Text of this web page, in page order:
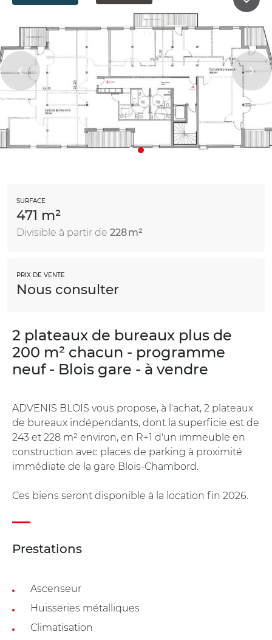
SURFACE
471 m²
Divisible à partir de 228 m²
PRIX DE VENTE
Nous consulter
2 plateaux de bureaux plus de
200 m² chacun - programme
neuf - Blois gare - à vendre
ADVENIS BLOIS vous propose, à l'achat, 2 plateaux
de bureaux indépendants, dont la superficie est de
243 et 228 m² environ, en R+1 d'un immeuble en
construction avec places de parking à proximité
immédiate de la gare Blois-Chambord.
Ces biens seront disponible à la location fin 2026.
Prestations
Ascenseur
Huisseries métalliques
Climatisation